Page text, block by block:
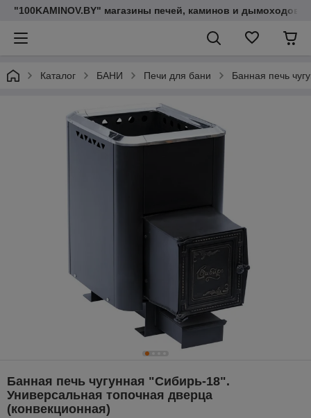
"100KAMINOV.BY" магазины печей, каминов и дымоходов
Каталог БАНИ Печи для бани Банная печь
Банная печь чугунная "Сибирь-18".
Универсальная топочная дверца
(конвекционная)